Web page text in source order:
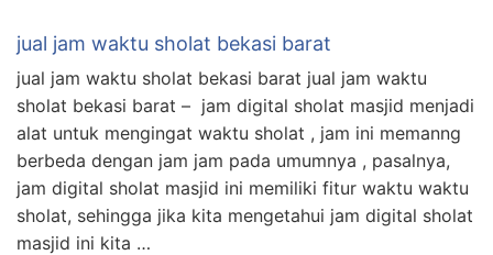
jual jam waktu sholat bekasi barat
jual jam waktu sholat bekasi barat jual jam waktu
sholat bekasi barat – jam digital sholat masjid menjadi
alat untuk mengingat waktu sholat , jam ini memanng
berbeda dengan jam jam pada umumnya , pasalnya,
jam digital sholat masjid ini memiliki fitur waktu waktu
sholat, sehingga jika kita mengetahui jam digital sholat
masjid ini kita …